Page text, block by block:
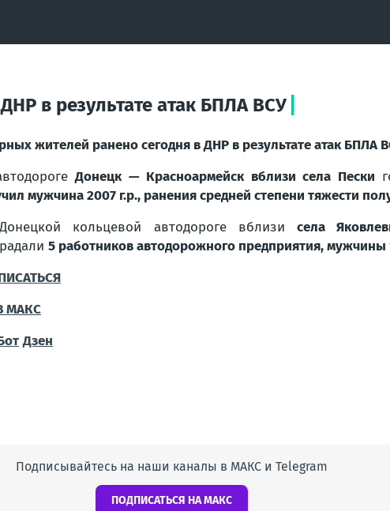
в результате атак БПЛА ВСУ
жителей ранено сегодня в ДНР в результате атак БПЛА
Донецк — Красноармейск вблизи села Пески
мужчина 2007 г.р., ранения средней степени тяжести
кольцевой автодороге вблизисела
5 работников автодорожного предприятия, мужчины
Дзен
Подписывайтесь на наши каналы в МАКС и Telegram
ПОДПИСАТЬСЯ НА МАКС